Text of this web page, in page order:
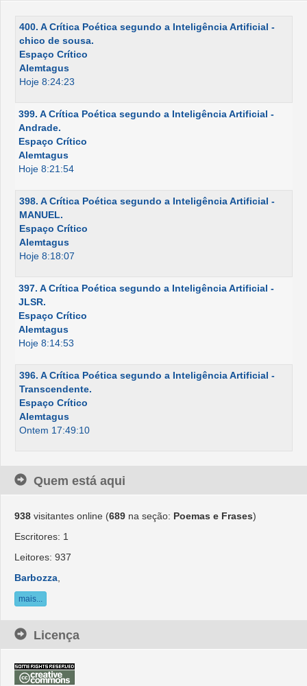
400. A Crítica Poética segundo a Inteligência Artificial -
chico de sousa.
Espaço Crítico
Alemtagus
Hoje 8:24:23
399. A Crítica Poética segundo a Inteligência Artificial -
Andrade.
Espaço Crítico
Alemtagus
Hoje 8:21:54
398. A Crítica Poética segundo a Inteligência Artificial -
MANUEL.
Espaço Crítico
Alemtagus
Hoje 8:18:07
397. A Crítica Poética segundo a Inteligência Artificial -
JLSR.
Espaço Crítico
Alemtagus
Hoje 8:14:53
396. A Crítica Poética segundo a Inteligência Artificial -
Transcendente.
Espaço Crítico
Alemtagus
Ontem 17:49:10
Quem está aqui
938 visitantes online (689 na seção: Poemas e Frases)
Escritores: 1
Leitores: 937
Barbozza
mais...
Licença